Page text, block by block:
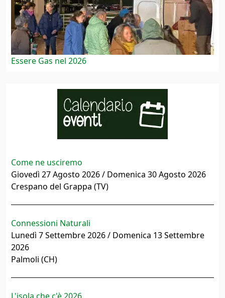
Essere Gas nel 2026
Come ne usciremo
Giovedì 27 Agosto 2026 / Domenica 30 Agosto 2026
Crespano del Grappa (TV)
Connessioni Naturali
Lunedì 7 Settembre 2026 / Domenica 13 Settembre
2026
Palmoli (CH)